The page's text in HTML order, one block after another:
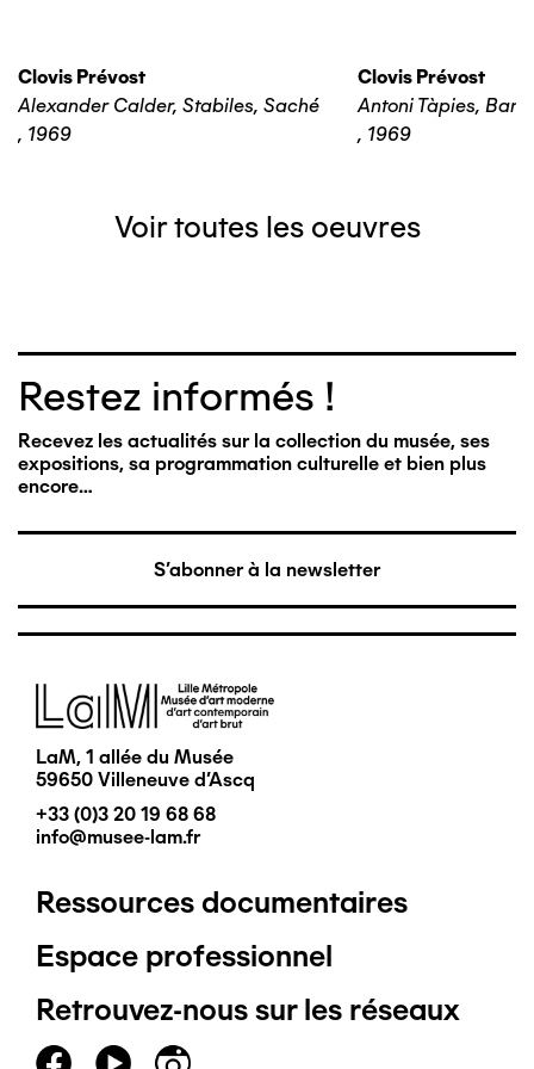
Clovis Prévost
Alexander Calder, Stabiles, Saché
, 1969
Clovis Prévost
Antoni Tàpies,
, 1969
Voir toutes les oeuvres
Restez informés !
Recevez les actualités sur la collection du musée, ses
expositions, sa programmation culturelle et bien plus
encore…
S'abonner à la newsletter
Image
LaM, 1 allée du Musée
59650 Villeneuve d'Ascq
+33 (0)3 20 19 68 68
info@musee-lam.fr
Pied
de
page
Ressources documentaires
Espace professionnel
Retrouvez-nous sur les réseaux